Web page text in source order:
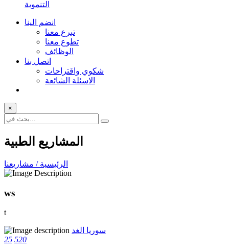
التنموية
انضم الينا
تبرع معنا
تطوع معنا
الوظائف
اتصل بنا
شكوي واقتراحات
الاسئلة الشائعة
×
المشاريع الطبية
الرئيسية / مشاريعنا
ws
t
سوريا الغد
25 520